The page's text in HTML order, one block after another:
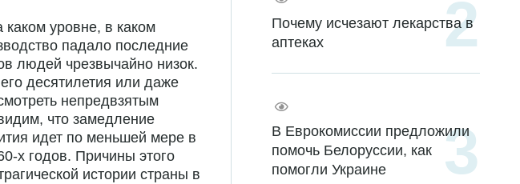
уровне, в каком
падало последние
людей чрезвычайно низок.
десятилетия или даже
непредвзятым
что замедление
идет по меньшей мере в
х годов. Причины этого
истории страны в
Почему исчезают лекарства в
аптеках
В Еврокомиссии предложили
помочь Белоруссии, как
помогли Украине